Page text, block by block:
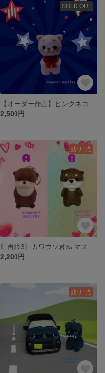
SOLD OUT
【オーダー作品】ピンクネコ
2,500円
残り1点
2,200円
残り1点